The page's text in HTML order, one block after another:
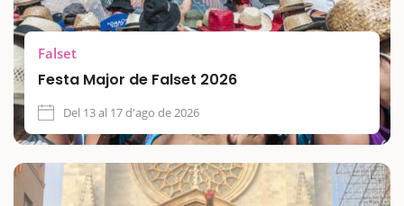
Falset
Festa Major de Falset 2026
Del 13 al 17 d'ago de 2026